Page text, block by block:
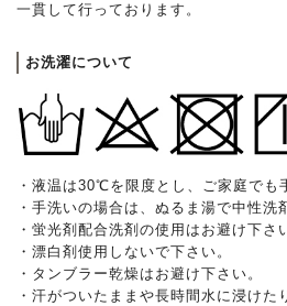
一貫して行っております。
お洗濯について
・液温は30℃を限度とし、ご家庭でも
・手洗いの場合は、ぬるま湯で中性洗
・蛍光剤配合洗剤の使用はお避け下さ
・漂白剤使用しないで下さい。
・タンブラー乾燥はお避け下さい。
・汗がついたままや長時間水に浸けた